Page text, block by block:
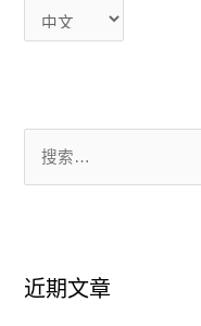
近期文章